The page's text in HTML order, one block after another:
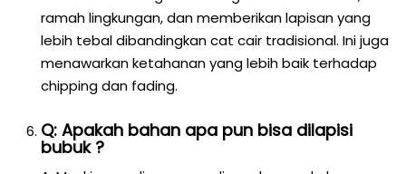
ramah lingkungan, dan memberikan lapisan yang
lebih tebal dibandingkan cat cair tradisional. Ini juga
menawarkan ketahanan yang lebih baik terhadap
chipping dan fading.
Q: Apakah bahan apa pun bisa dilapisi
bubuk ?